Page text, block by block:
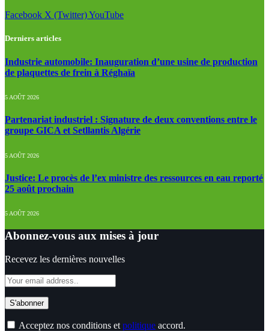
Facebook X (Twitter)YouTube
Derniers articles
Industrie automobile: Inauguration d’une usine de production
de plaquettes de frein à Réghaïa
5 AOÛT 2026
Partenariat industriel : Signature de deux conventions entre le
groupe GICA et Setllantis Algérie
5 AOÛT 2026
Justice: Le procès de l’ex ministre des ressources en eau reporté
25 août prochain
5 AOÛT 2026
Abonnez-vous aux mises à jour
Recevez les dernières nouvelles
Acceptez nos conditions et politique accord.